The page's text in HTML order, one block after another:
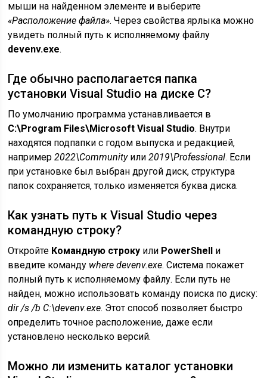
мыши на найденном элементе и выберите
«Расположение файла». Через свойства ярлыка можно
увидеть полный путь к исполняемому файлу
devenv.exe.
Где обычно располагается папка
установки Visual Studio на диске C?
По умолчанию программа устанавливается в
C:\Program Files\Microsoft Visual Studio. Внутри
находятся подпапки с годом выпуска и редакцией,
например2022\Communityили2019\Professional. Если
при установке был выбран другой диск, структура
папок сохраняется, только изменяется буква диска.
Как узнать путь к Visual Studio через
командную строку?
Откройте Командную строку или PowerShell и
введите команду where devenv.exe. Система покажет
полный путь к исполняемому файлу. Если путь не
найден, можно использовать команду поиска по диску:
dir /s /b C:\devenv.exe. Этот способ позволяет быстро
определить точное расположение, даже если
установлено несколько версий.
Можно ли изменить каталог установки